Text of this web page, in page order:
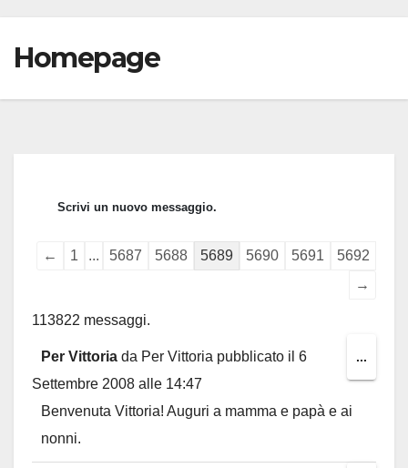
Homepage
Guestbook
← 1 ... 5687 5688 5689 5690 5691
5692
→
113822 messaggi.
Per Vittoria da Per Vittoria pubblicato il 6
Settembre 2008 alle 14:47
Benvenuta Vittoria! Auguri a mamma e papà e ai
nonni.
...
this